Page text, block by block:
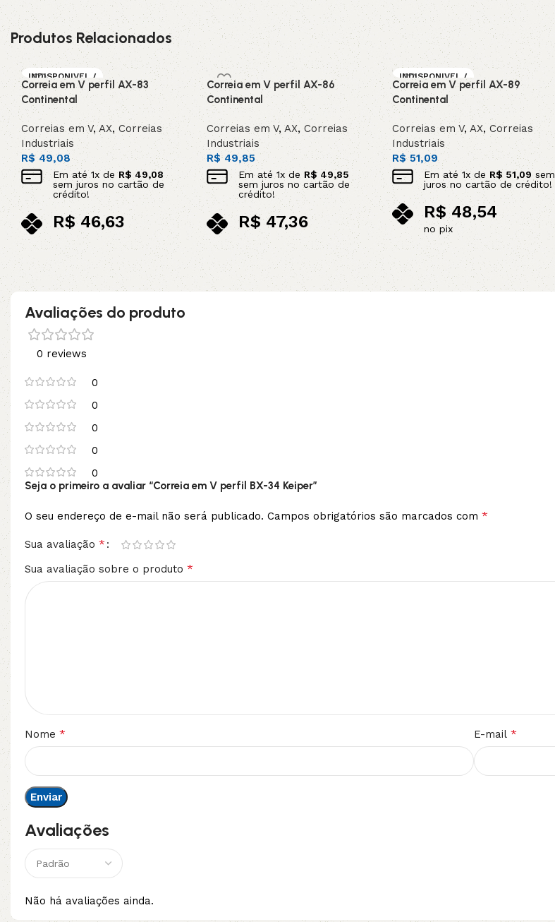
Produtos Relacionados
INDISPONIVEL /
SOB ENCOMEN
DA
Correia em V perfil AX-83
Continental
Correias em V,AX, Correias
Industriais
R$49,08
Em até1x deR$49,08
sem juros no cartão de
crédito!
R$46,63
no pix
Leia mais
Correia em V perfil AX-86
Continental
Correias em V, AX, Correias
Industriais
R$49,85
Em até1x de R$49,85
sem juros no cartão de
crédito!
R$47,36
no pix
Adicionar ao carrinho
INDISPONIVEL /
SOB ENCOMEN
DA
Correia em V perfil AX-89
Continental
Correias em V, AX, Correias
Industriais
R$51,09
Em até1x de R$51,09 sem
juros no cartão de crédito!
R$48,54
no pix
Leia mais
Avaliações do produto
0 reviews
0
0
0
0
0
Avaliações
Não há avaliações ainda.
Seja o primeiro a avaliar “Correia em V perfil BX-34 Keiper”
O seu endereço de e-mail não será publicado. Campos obrigatórios são marcados com *
Sua avaliação *
Sua avaliação sobre o produto *
Nome * E-mail *